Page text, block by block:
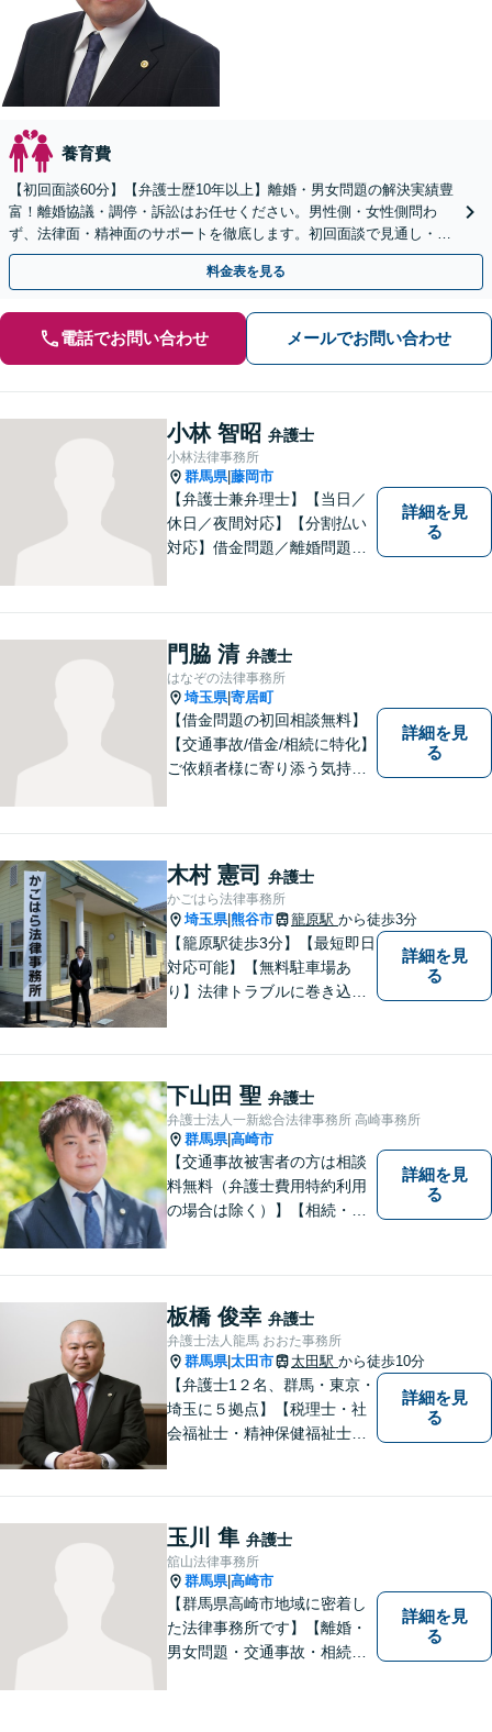
養育費
【初回面談60分】【弁護士歴10年以上】離婚・男女問題の解決実績豊
富！離婚協議・調停・訴訟はお任せください。男性側・女性側問わ
ず、法律面・精神面のサポートを徹底します。初回面談で見通し・費
用を明確化【高崎駅徒歩15分】
料金表を見る
電話でお問い合わせ メールでお問い合わせ
小林 智昭 弁護士
小林法律事務所
群馬県|藤岡市
【弁護士兼弁理士】【当日／
休日／夜間対応】【分割払い
対応】借金問題／離婚問題／
意匠登録など弁理士業務も、
幅広く対応。地域に根ざした
法律事務所／特許事務所を目
指しています。お気軽にご相
談ください。
詳細を見
る
門脇 清 弁護士
はなぞの法律事務所
埼玉県|寄居町
【借金問題の初回相談無料】
【交通事故/借金/相続に特化】
ご依頼者様に寄り添う気持ち
など一般民事から刑事事件、
顧問契約まで幅広い分野に対
応しております。
詳細を見
る
木村 憲司 弁護士
かごはら法律事務所
埼玉県|熊谷市 籠原駅 から徒歩3分
【籠原駅徒歩3分】【最短即日
対応可能】【無料駐車場あ
り】法律トラブルに巻き込ま
解決の鍵です。お困りごとが
ございましたら、お気軽にご
相談ください。
詳細を見
る
下山田 聖 弁護士
弁護士法人一新総合法律事務所 高崎事務所
群馬県|高崎市
【交通事故被害者の方は相談
料無料（弁護士費用特約利用
の場合は除く）】【相続・債
以上の弁護士が所属／チーム
で連携し、問題解決に向けて
取り組みます。おひとりで悩
まずに、お気軽にお問い合わ
せください。
詳細を見
る
板橋 俊幸 弁護士
弁護士法人龍馬 おおた事務所
群馬県|太田市 太田駅 から徒歩10分
【弁護士1２名、群馬・東京・
埼玉に５拠点】【税理士・社
会福祉士・精神保健福祉士が
能】
詳細を見
る
玉川 隼 弁護士
舘山法律事務所
群馬県|高崎市
【群馬県高崎市地域に密着し
た法律事務所です】【離婚・
男女問題・交通事故・相続問
詳細を見
る